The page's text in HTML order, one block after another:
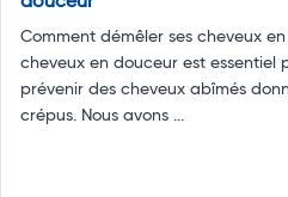
Comment démêler ses cheveux
cheveux en douceur est essentiel
prévenir des cheveux abîmés
crépus. Nous avons ...